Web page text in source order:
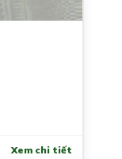
Xem chi tiết